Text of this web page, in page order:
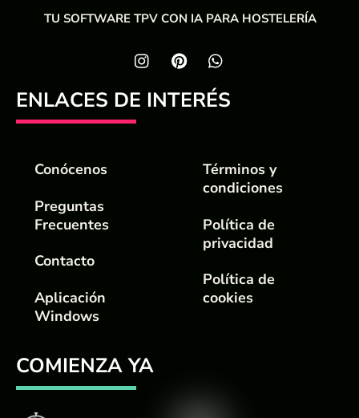
TU SOFTWARE TPV CON IA PARA HOSTELERÍA
ENLACES DE INTERÉS
Conócenos
Preguntas
Frecuentes
Contacto
Aplicación
Windows
Términos y
condiciones
Política de
privacidad
Política de
cookies
COMIENZA YA